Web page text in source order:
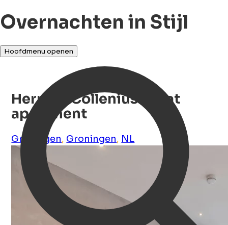
Overnachten in Stijl
Hoofdmenu openen
Herman Colleniusstraat
apartment
Groningen, Groningen, NL